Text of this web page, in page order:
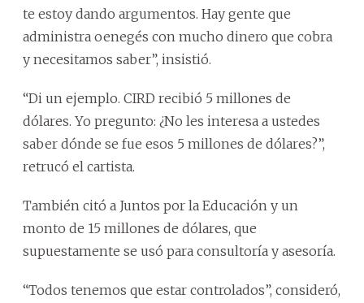
te estoy dando argumentos. Hay gente que
administra oenegés con mucho dinero que cobra
y necesitamos saber”, insistió.
“Di un ejemplo. CIRD recibió 5 millones de
dólares. Yo pregunto: ¿No les interesa a ustedes
saber dónde se fue esos 5 millones de dólares?”,
retrucó el cartista.
También citó a Juntos por la Educación y un
monto de 15 millones de dólares, que
supuestamente se usó para consultoría y asesoría.
“Todos tenemos que estar controlados”, consideró,